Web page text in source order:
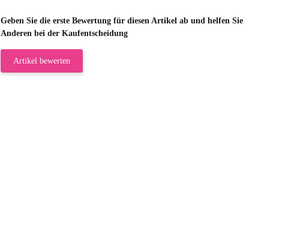
Geben Sie die erste Bewertung für diesen Artikel ab und helfen Sie
Anderen bei der Kaufentscheidung
Artikel bewerten